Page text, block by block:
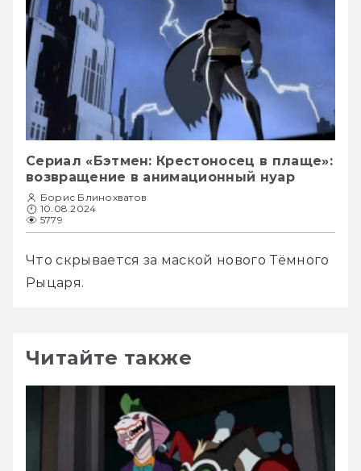
Сериал «Бэтмен: Крестоносец в плаще»:
возвращение в анимационный нуар
Борис Блинохватов
10.08.2024
5779
Что скрывается за маской нового Тёмного
Рыцаря.
Читайте также